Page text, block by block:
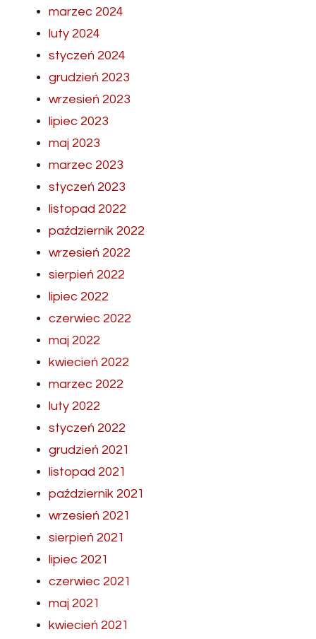
marzec 2024
luty 2024
styczeń 2024
grudzień 2023
wrzesień 2023
lipiec 2023
maj 2023
marzec 2023
styczeń 2023
listopad 2022
październik 2022
wrzesień 2022
sierpień 2022
lipiec 2022
czerwiec 2022
maj 2022
kwiecień 2022
marzec 2022
luty 2022
styczeń 2022
grudzień 2021
listopad 2021
październik 2021
wrzesień 2021
sierpień 2021
lipiec 2021
czerwiec 2021
maj 2021
kwiecień 2021